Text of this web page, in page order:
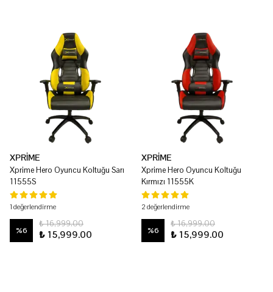
XPRİME
Xprime Hero Oyuncu Koltuğu Sarı
11555S
1 değerlendirme
%6
₺ 16,999.00
₺ 15,999.00
XPRİME
Xprime Hero Oyuncu Koltuğu
Kırmızı 11555K
2 değerlendirme
%6
₺ 16,999.00
₺ 15,999.00